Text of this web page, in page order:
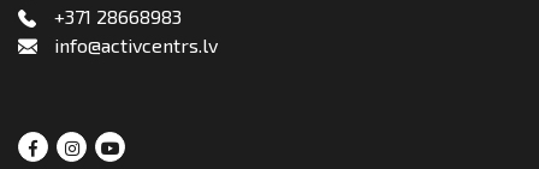
+371 28668983
info@activcentrs.lv